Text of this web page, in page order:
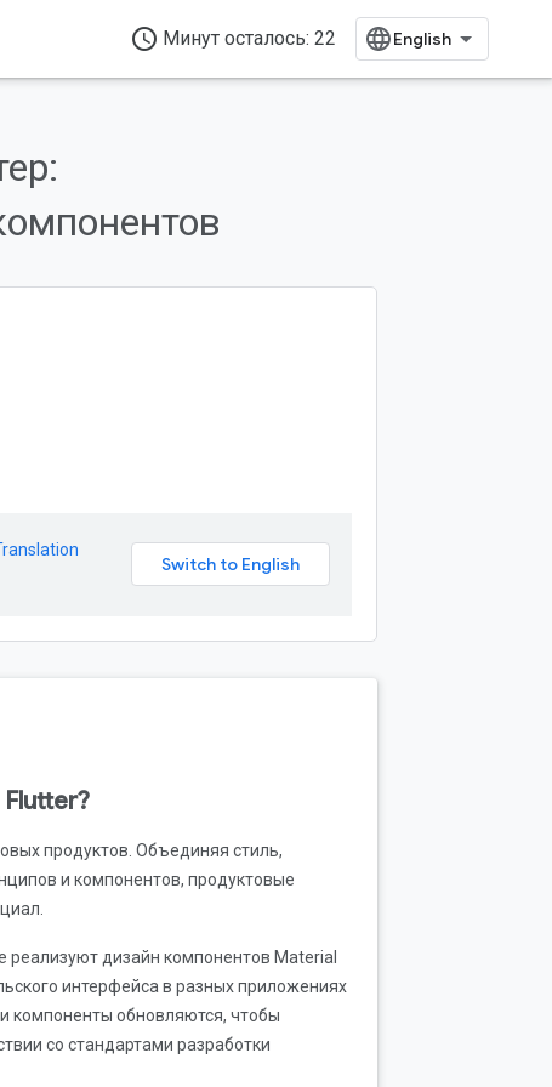
access_time Минут осталось: 22
продуктов. Объединяя стиль,
и компонентов, продуктовые
дизайн компонентов Material
интерфейса в разных приложениях
компоненты обновляются, чтобы
со стандартами разработки